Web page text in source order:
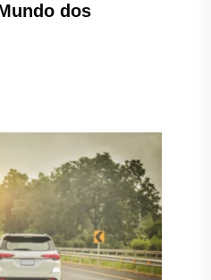
dos